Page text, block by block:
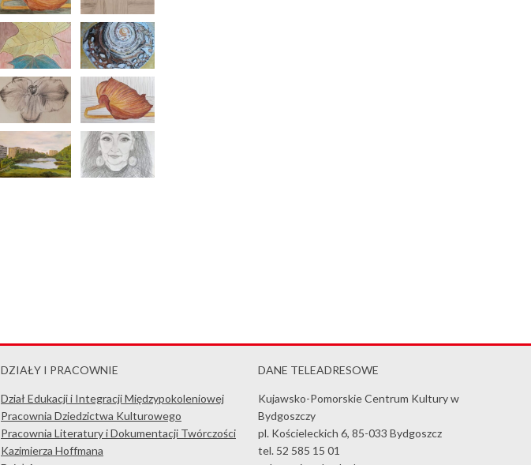
DZIAŁY I PRACOWNIE
Dział Edukacji i Integracji Międzypokoleniowej
Pracownia Dziedzictwa Kulturowego
Pracownia Literatury i Dokumentacji Twórczości
Kazimierza Hoffmana
DANE TELEADRESOWE
Kujawsko-Pomorskie Centrum Kultury w
Bydgoszczy
pl. Kościeleckich 6, 85-033 Bydgoszcz
tel. 52 585 15 01